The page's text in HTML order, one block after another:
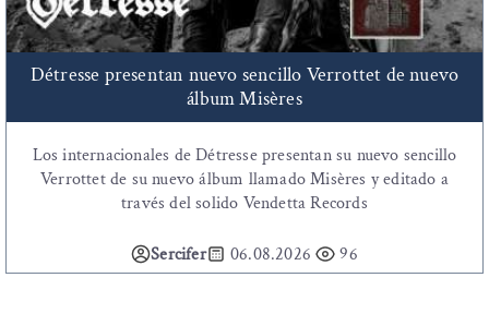
Détresse presentan nuevo sencillo Verrottet de nuevo
álbum Misères
Los internacionales de Détresse presentan su nuevo sencillo
Verrottet de su nuevo álbum llamado Misères y editado a
través del solido Vendetta Records
Sercifer 06.08.2026 96